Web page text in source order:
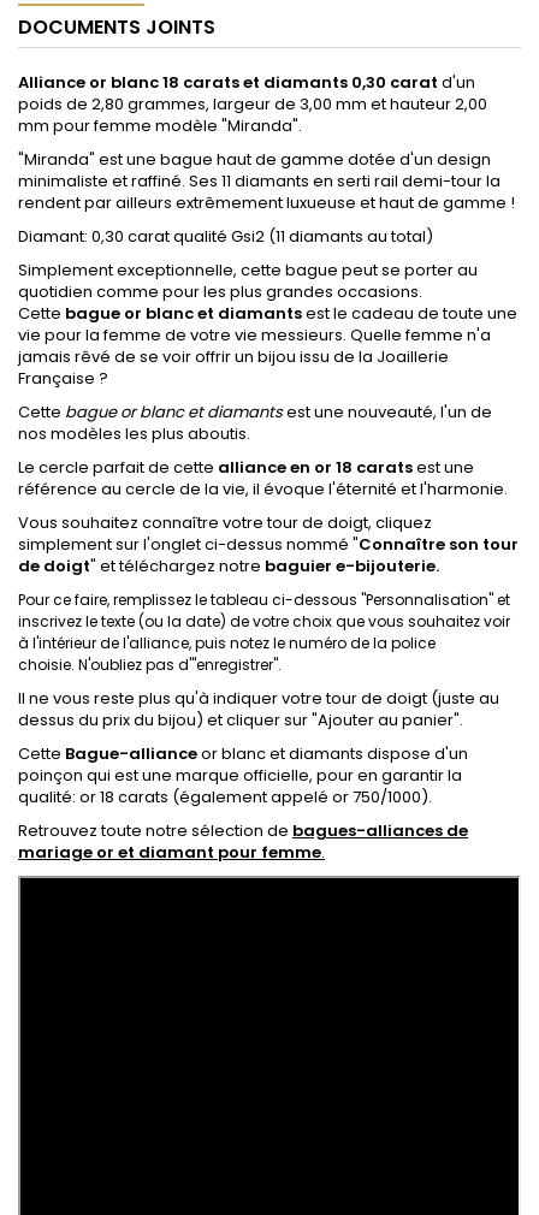
DOCUMENTS JOINTS
Alliance or blanc 18 carats et diamants 0,30 carat d'un
poids de 2,80 grammes, largeur de 3,00 mm et hauteur 2,00
mm pour femme modèle "Miranda".
"Miranda" est une bague haut de gamme dotée d'un design
minimaliste et raffiné. Ses 11 diamants en serti rail demi-tour la
rendent par ailleurs extrêmement luxueuse et haut de gamme !
Diamant: 0,30 caratqualité Gsi2 (11 diamants au total)
Simplement exceptionnelle, cette bague peut se porter au
quotidien comme pour les plus grandes occasions.
Cette bague or blanc et diamantsest le cadeau de toute une
vie pour la femme de votre vie messieurs. Quelle femme n'a
jamais rêvé de se voir offrir un bijou issu de la Joaillerie
Française ?
Cette bague or blanc et diamantsest une nouveauté, l'un de
nos modèles les plus aboutis.
Le cercle parfait de cette alliance en or 18 caratsest une
référence au cercle de la vie, il évoque l'éternité et l'harmonie.
Vous souhaitez connaître votre tour de doigt, cliquez
simplement sur l'onglet ci-dessus nommé "Connaître son tour
de doigt" et téléchargez notre baguier e-bijouterie.
Pour ce faire, remplissez le tableau ci-dessous "Personnalisation"et
inscrivez le texte (ou la date) de votre choix que vous souhaitez voir
à l'intérieur de l'alliance, puis notez le numéro de la police
choisie. N'oubliez pas d'"enregistrer".
Il ne vous reste plus qu'à indiquer votre tour de doigt (juste au
dessus du prix du bijou) et cliquer sur "Ajouter au panier".
Cette Bague-allianceor blanc et diamants dispose d'un
poinçon qui est une marque officielle, pour en garantir la
qualité: or 18 carats (également appelé or 750/1000).
Retrouvez toute notre sélection de bagues-alliances de
mariage or et diamant pour femme.